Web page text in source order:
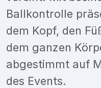
Ballkontrolle
dem Kopf, den
dem ganzen
abgestimmt auf
des Events.